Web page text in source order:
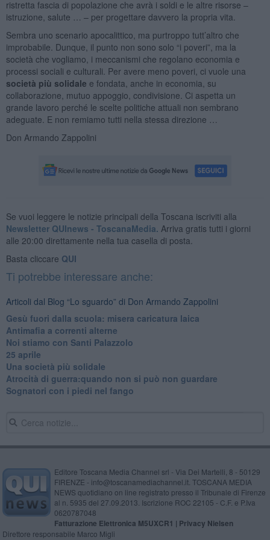
ristretta fascia di popolazione che avrà i soldi e le altre risorse –
istruzione, salute … – per progettare davvero la propria vita.
Sembra uno scenario apocalittico, ma purtroppo tutt’altro che
improbabile. Dunque, il punto non sono solo “i poveri”, ma la
società che vogliamo, i meccanismi che regolano economia e
processi sociali e culturali. Per avere meno poveri, ci vuole una
società più solidale e fondata, anche in economia, su
collaborazione, mutuo appoggio, condivisione. Ci aspetta un
grande lavoro perché le scelte politiche attuali non sembrano
adeguate. E non remiamo tutti nella stessa direzione …
Don Armando Zappolini
Se vuoi leggere le notizie principali della Toscana iscriviti alla
Newsletter QUInews - ToscanaMedia. Arriva gratis tutti i giorni
alle 20:00 direttamente nella tua casella di posta.
Basta cliccare QUI
Ti potrebbe interessare anche:
Articoli dal Blog “Lo sguardo” di Don Armando Zappolini
Gesù fuori dalla scuola: misera caricatura laica
Antimafia a correnti alterne
Noi stiamo con Santi Palazzolo
25 aprile
​Una società più solidale
​Atrocità di guerra:quando non si può non guardare
​Sognatori con i piedi nel fango
Editore Toscana Media Channel srl - Via Dei Martelli, 8 - 50129
FIRENZE - info@toscanamediachannel.it. TOSCANA MEDIA
NEWS quotidiano on line registrato presso il Tribunale di Firenze
al n. 5935 del 27.09.2013. Iscrizione ROC 22105 - C.F. e P.Iva
0620787048
Fatturazione Elettronica M5UXCR1 | Privacy Nielsen
Direttore responsabile Marco Migli